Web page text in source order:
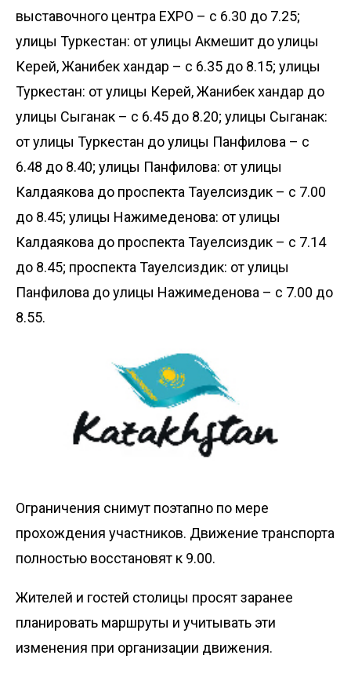
выставочного центра EXPO – с 6.30 до 7.25;
улицы Туркестан: от улицы Акмешит до улицы
Керей, Жанибек хандар – с 6.35 до 8.15; улицы
Туркестан: от улицы Керей, Жанибек хандар до
улицы Сыганак – с 6.45 до 8.20; улицы Сыганак:
от улицы Туркестан до улицы Панфилова – с
6.48 до 8.40; улицы Панфилова: от улицы
Калдаякова до проспекта Тауелсиздик – с 7.00
до 8.45; улицы Нажимеденова: от улицы
Калдаякова до проспекта Тауелсиздик – с 7.14
до 8.45; проспекта Тауелсиздик: от улицы
Панфилова до улицы Нажимеденова – с 7.00 до
8.55.
Ограничения снимут поэтапно по мере
прохождения участников. Движение транспорта
полностью восстановят к 9.00.
Жителей и гостей столицы просят заранее
планировать маршруты и учитывать эти
изменения при организации движения.